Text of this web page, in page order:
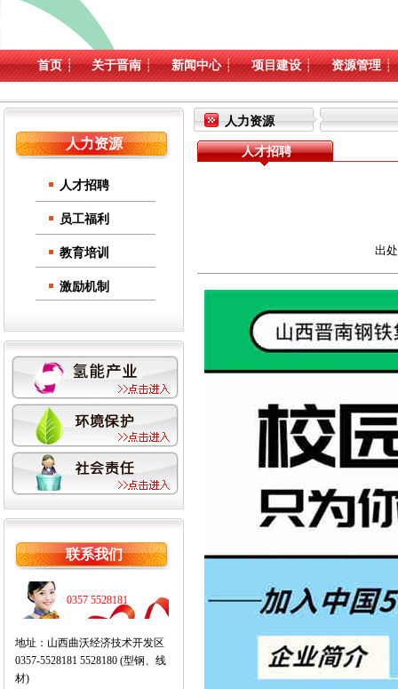
首页 ┊ 关于晋南 ┊ 新闻中心 ┊ 项目建设 ┊ 资源管理 ┊
人力资源
人才招聘
员工福利
教育培训
激励机制
联系我们
0357 5528181
地址：山西曲沃经济技术开发区
0357-5528181 5528180 (型钢、线
材)
人力资源
人才招聘
出